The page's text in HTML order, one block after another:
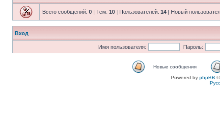
Всего сообщений: 0 | Тем: 10 | Пользователей: 14 | Новый
Вход
Имя пользователя: Пароль:
Новые сообщения
Powered by phpBB